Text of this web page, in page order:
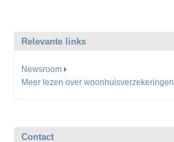
Relevante links
Newsroom
Meer lezen over woonhuisverzekeringen
Contact